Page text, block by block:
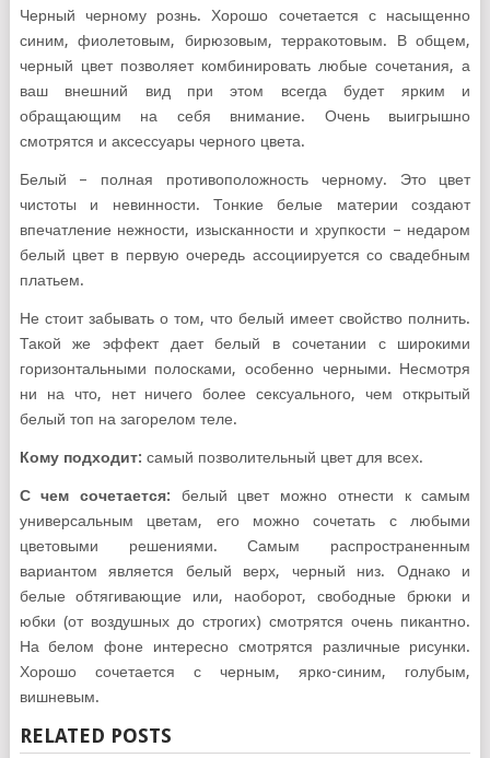
Черный черному рознь. Хорошо сочетается с насыщенно
синим, фиолетовым, бирюзовым, терракотовым. В общем,
черный цвет позволяет комбинировать любые сочетания, а
ваш внешний вид при этом всегда будет ярким и
обращающим на себя внимание. Очень выигрышно
смотрятся и аксессуары черного цвета.
Белый – полная противоположность черному. Это цвет
чистоты и невинности. Тонкие белые материи создают
впечатление нежности, изысканности и хрупкости – недаром
белый цвет в первую очередь ассоциируется со свадебным
платьем.
Не стоит забывать о том, что белый имеет свойство полнить.
Такой же эффект дает белый в сочетании с широкими
горизонтальными полосками, особенно черными. Несмотря
ни на что, нет ничего более сексуального, чем открытый
белый топ на загорелом теле.
Кому подходит: самый позволительный цвет для всех.
С чем сочетается: белый цвет можно отнести к самым
универсальным цветам, его можно сочетать с любыми
цветовыми решениями. Самым распространенным
вариантом является белый верх, черный низ. Однако и
белые обтягивающие или, наоборот, свободные брюки и
юбки (от воздушных до строгих) смотрятся очень пикантно.
На белом фоне интересно смотрятся различные рисунки.
Хорошо сочетается с черным, ярко-синим, голубым,
вишневым.
RELATED POSTS